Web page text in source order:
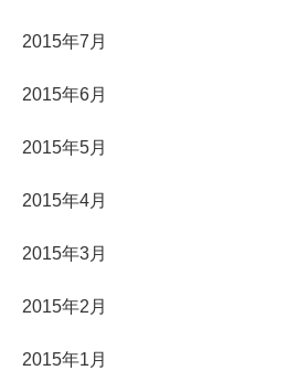
2015年7月
2015年6月
2015年5月
2015年4月
2015年3月
2015年2月
2015年1月